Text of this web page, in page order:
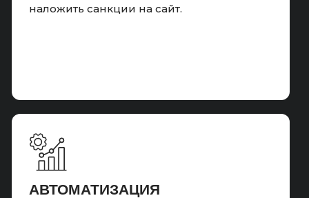
кликабельный title и description,
добиваемся показа всего объявления
с микроразметкой
наложить санкции на сайт.
АВТОМАТИЗАЦИЯ